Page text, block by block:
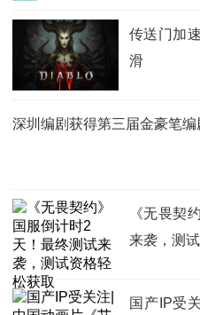
传送门加
滑
深圳编剧获得第三届金豪笔编
《无畏契
来袭，测
国产IP受